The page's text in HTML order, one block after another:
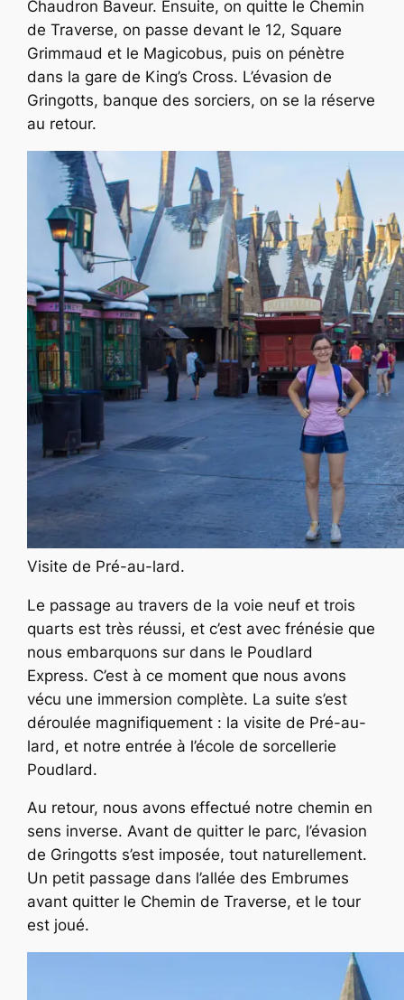
Chaudron Baveur. Ensuite, on quitte le Chemin
de Traverse, on passe devant le 12, Square
Grimmaud et le Magicobus, puis on pénètre
dans la gare de King’s Cross. L’évasion de
Gringotts, banque des sorciers, on se la réserve
au retour.
Visite de Pré-au-lard.
Le passage au travers de la voie neuf et trois
quarts est très réussi, et c’est avec frénésie que
nous embarquons sur dans le Poudlard
Express. C’est à ce moment que nous avons
vécu une immersion complète. La suite s’est
déroulée magnifiquement : la visite de Pré-au-
lard, et notre entrée à l’école de sorcellerie
Poudlard.
Au retour, nous avons effectué notre chemin en
sens inverse. Avant de quitter le parc, l’évasion
de Gringotts s’est imposée, tout naturellement.
Un petit passage dans l’allée des Embrumes
avant quitter le Chemin de Traverse, et le tour
est joué.